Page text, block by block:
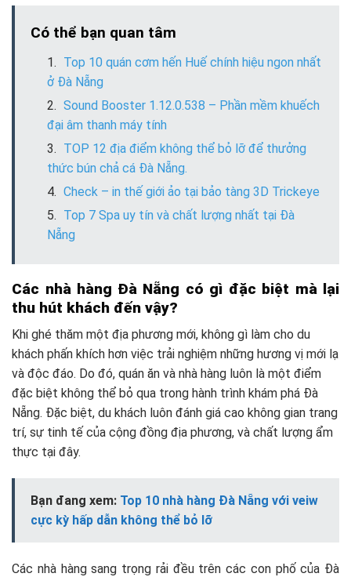
Có thể bạn quan tâm
Top 10 quán cơm hến Huế chính hiệu ngon nhất
ở Đà Nẵng
Sound Booster 1.12.0.538 – Phần mềm khuếch
đại âm thanh máy tính
TOP 12 địa điểm không thể bỏ lỡ để thưởng
thức bún chả cá Đà Nẵng.
Check – in thế giới ảo tại bảo tàng 3D Trickeye
Top 7 Spa uy tín và chất lượng nhất tại Đà
Nẵng
Các nhà hàng Đà Nẵng có gì đặc biệt mà lại
thu hút khách đến vậy?
Khi ghé thăm một địa phương mới, không gì làm cho du
khách phấn khích hơn việc trải nghiệm những hương vị mới lạ
và độc đáo. Do đó, quán ăn và nhà hàng luôn là một điểm
đặc biệt không thể bỏ qua trong hành trình khám phá Đà
Nẵng. Đặc biệt, du khách luôn đánh giá cao không gian trang
trí, sự tinh tế của cộng đồng địa phương, và chất lượng ẩm
thực tại đây.
Bạn đang xem: Top 10 nhà hàng Đà Nẵng với veiw
cực kỳ hấp dẫn không thể bỏ lỡ
Các nhà hàng sang trọng rải đều trên các con phố của Đà